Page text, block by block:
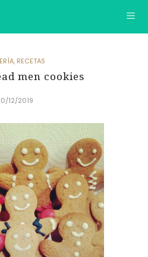
AVENTURA GASTRON
, RECETAS
men cookies
12/2019